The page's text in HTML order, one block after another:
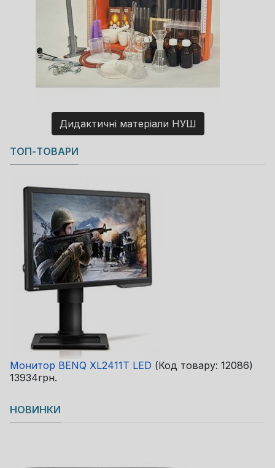
Дидактичні матеріали НУШ
Copyright MAXXmarketing GmbH
JoomShopping Download & Support
ТОП-ТОВАРИ
Монитор BENQ XL2411T LED (Код товару: 12086)
13934грн.
НОВИНКИ